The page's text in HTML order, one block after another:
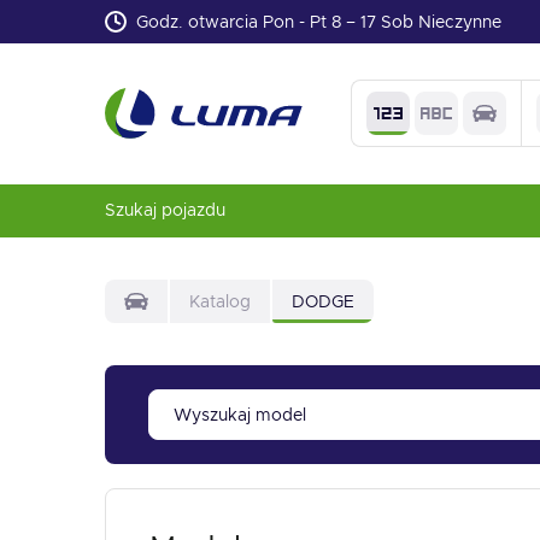
Godz. otwarcia Pon - Pt 8 – 17 Sob Nieczynne
Szukaj pojazdu
Katalog DODGE